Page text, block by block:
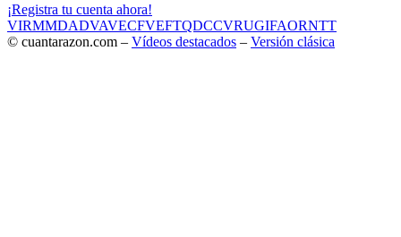
¡Registra tu cuenta ahora!
VIRMMDADVAVECFVEFTQDCCVRUGIFAORNTT
© cuantarazon.com – Vídeos destacados – Versión clásica